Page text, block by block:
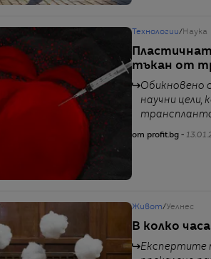
Технологии/ Наука
тъкан от
Обикновено
научни цели,
от profit.bg -
Живот/Уелнес
В колко
Експертите